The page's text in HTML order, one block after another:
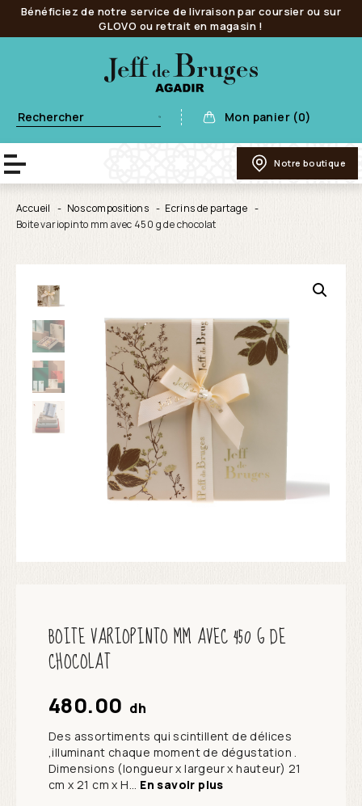
Bénéficiez de notre service de livraison par coursier ou sur
GLOVO ou retrait en magasin !
Mon panier (0)
Notre boutique
Accueil Nos compositions
Ecrins de partage
Boite variopinto mm avec 450 g de chocolat
BOITE VARIOPINTO MM AVEC 450 G DE
CHOCOLAT
480.00 dh
Des assortiments qui scintillent de délices
,illuminant chaque moment de dégustation .
Dimensions (longueur x largeur x hauteur) 21
cm x 21 cm x H... En savoir plus